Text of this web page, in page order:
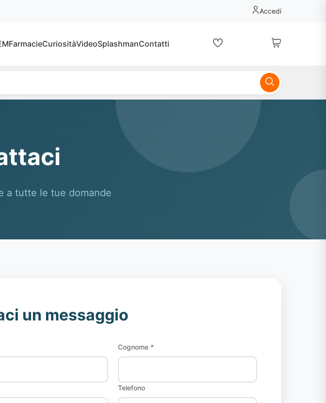
Accedi
FarmacieCuriositàVideoSplashmanContatti
a tutte le tue domande
un messaggio
Cognome *
Telefono